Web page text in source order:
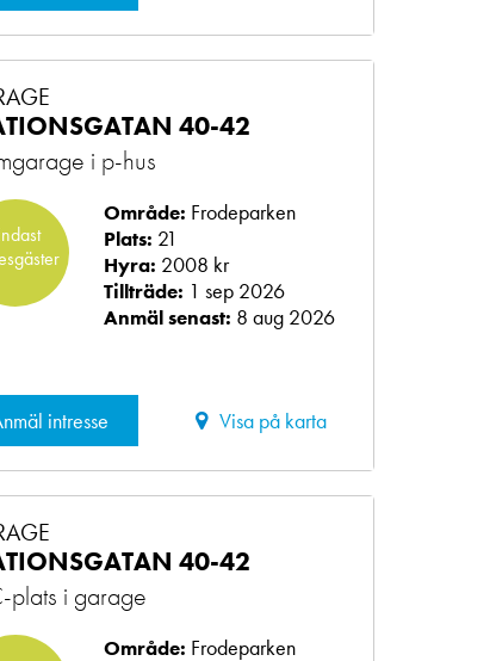
40-42
i p-hus
Område: Frodeparken
Plats: 21
Hyra: 2008 kr
Tillträde: 1 sep 2026
Anmäl senast: 8 aug 2026
intresse Visa på karta
40-42
i garage
Område: Frodeparken